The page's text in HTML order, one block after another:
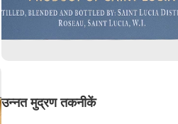
उन्नत मुद्रण तकनीकें